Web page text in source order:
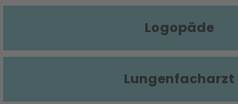
Logopäde
Lungenfacharzt